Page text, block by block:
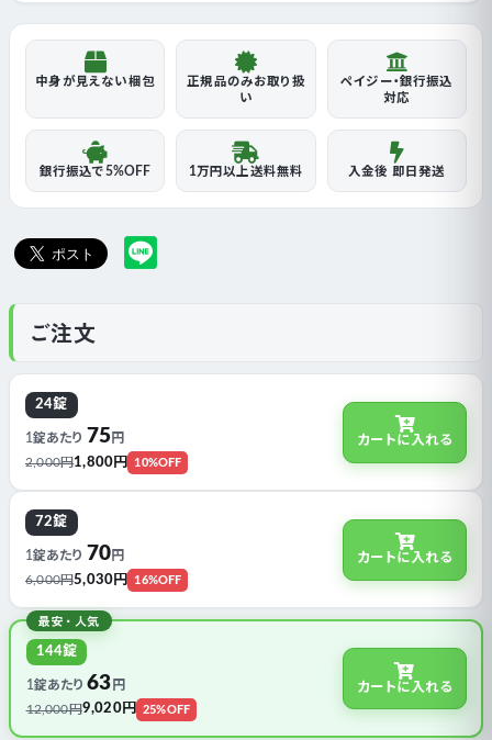
中身が見えない梱包
正規品のみお取り扱
い
ペイジー・銀行振込
対応
銀行振込で5%OFF 1万円以上送料無料 入金後 即日発送
ご注文
24錠
1錠あたり 75 円
2,000円1,800円 10%OFF
カートに入れる
72錠
1錠あたり 70 円
6,000円5,030円 16%OFF
カートに入れる
最安・人気
144錠
1錠あたり 63 円
12,000円9,020円 25%OFF
カートに入れる